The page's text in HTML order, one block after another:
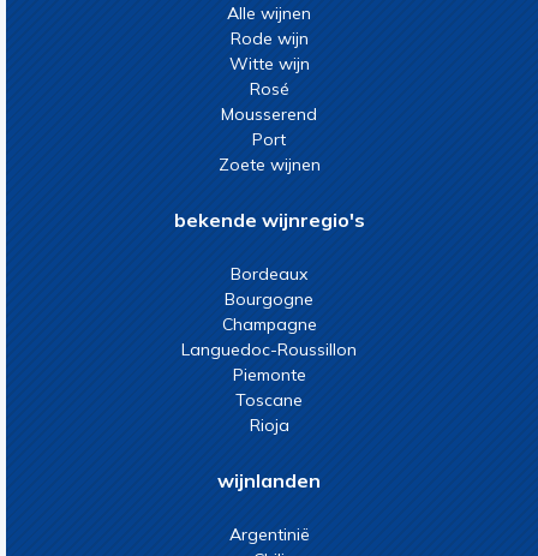
Alle wijnen
Rode wijn
Witte wijn
Rosé
Mousserend
Port
Zoete wijnen
bekende wijnregio's
Bordeaux
Bourgogne
Champagne
Languedoc-Roussillon
Piemonte
Toscane
Rioja
wijnlanden
Argentinië